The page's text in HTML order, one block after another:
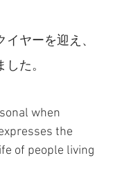
ヤーを迎え、
た。
when
the
of people living